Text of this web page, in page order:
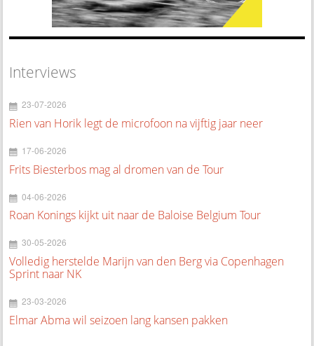
Interviews
23-07-2026
Rien van Horik legt de microfoon na vijftig jaar neer
17-06-2026
Frits Biesterbos mag al dromen van de Tour
04-06-2026
Roan Konings kijkt uit naar de Baloise Belgium Tour
30-05-2026
Volledig herstelde Marijn van den Berg via Copenhagen
Sprint naar NK
23-03-2026
Elmar Abma wil seizoen lang kansen pakken